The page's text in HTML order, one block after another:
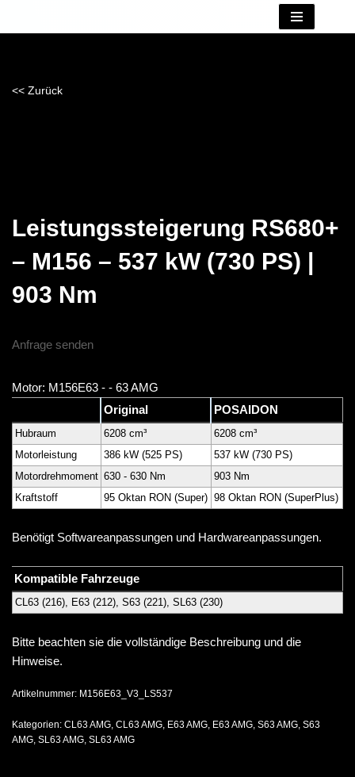
<< Zurück
Leistungssteigerung RS680+
– M156 – 537 kW (730 PS) |
903 Nm
Anfrage senden
Motor: M156E63 - - 63 AMG
Original
POSAIDON
Hubraum 6208 cm³
6208 cm³
Motorleistung
386 kW (525 PS)
537 kW (730 PS)
Motordrehmoment 630 - 630 Nm
903 Nm
Kraftstoff
95 Oktan RON (Super) 98 Oktan RON (SuperPlus)
Benötigt Softwareanpassungen und Hardwareanpassungen.
Kompatible Fahrzeuge
CL63 (216), E63 (212), S63 (221), SL63 (230)
Bitte beachten sie die vollständige Beschreibung und die
Hinweise.
Artikelnummer: M156E63_V3_LS537
Kategorien: CL63 AMG, CL63 AMG, E63 AMG, E63 AMG, S63 AMG, S63
AMG, SL63 AMG, SL63 AMG